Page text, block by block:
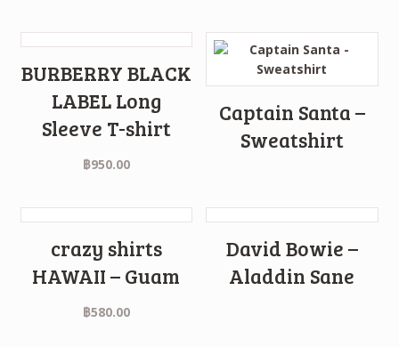
BURBERRY BLACK
LABEL Long
Sleeve T-shirt
฿950.00
Captain Santa –
Sweatshirt
crazy shirts
HAWAII – Guam
฿580.00
David Bowie –
Aladdin Sane